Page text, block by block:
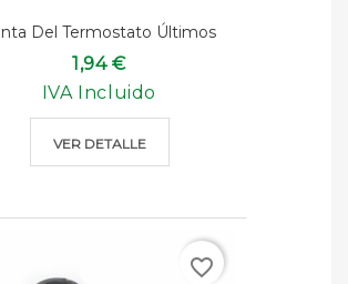
Del Termostato Últimos
1,94 €
IVA Incluido
VER DETALLE
favorite_border